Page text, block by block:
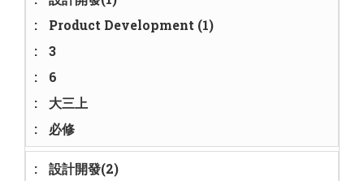
Product Development (1)
3
6
大三上
必修
設計開發(2)